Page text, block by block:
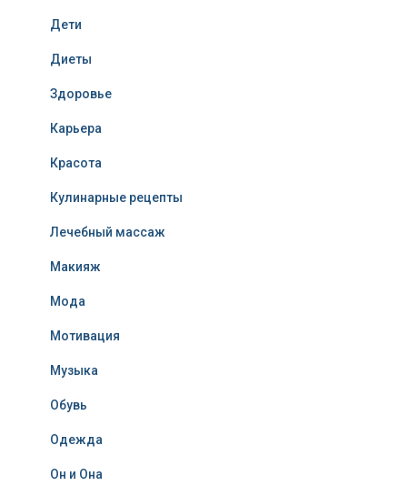
Дети
Диеты
Здоровье
Карьера
Красота
Кулинарные рецепты
Лечебный массаж
Макияж
Мода
Мотивация
Музыка
Обувь
Одежда
Он и Она